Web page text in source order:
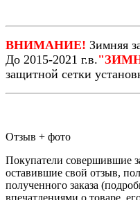
ВНИМАНИЕ! Зимняя
До 2015-2021 г.в.
защитной сетки
Отзыв + фото
Покупатели совершившие
оставившие свой отзыв,
полученного заказа